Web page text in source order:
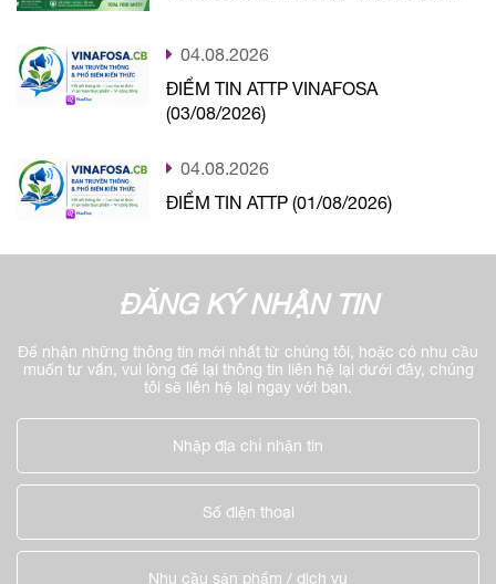
(TFS)
04.08.2026
ĐIỂM TIN ATTP VINAFOSA
(03/08/2026)
04.08.2026
ĐIỂM TIN ATTP (01/08/2026)
ĐĂNG KÝ NHẬN TIN
Để nhận những thông tin mới nhất từ chúng tôi, hoặc có nhu cầu
muốn tư vấn, vui lòng để lại thông tin liên hệ lại dưới đây, chúng
tôi sẽ liên hệ lại ngay với bạn.